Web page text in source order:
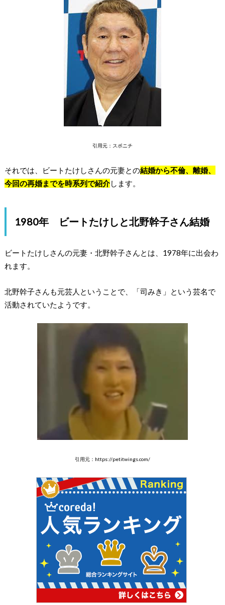
引用元：スポニチ
それでは、ビートたけしさんの元妻との結婚から不倫、離婚、
今回の再婚までを時系列で紹介します。
1980年 ビートたけしと北野幹子さん結婚
ビートたけしさんの元妻・北野幹子さんとは、1978年に出会わ
れます。
北野幹子さんも元芸人ということで、「司みき」という芸名で
活動されていたようです。
引用元：https://petitwings.com/